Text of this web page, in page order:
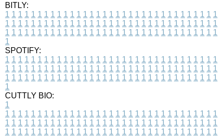
BITLY:
1 1 1 1 1 1 1 1 1 1 1 1 1 1 1 1 1 1 1 1 1 1 1 1 1 1 1 1 1 1 1 1 1
1 1 1 1 1 1 1 1 1 1 1 1 1 1 1 1 1 1 1 1 1 1 1 1 1 1 1 1 1 1 1 1 1
1 1 1 1 1 1 1 1 1 1 1 1 1 1 1 1 1 1 1 1 1 1 1 1 1 1 1 1 1 1 1 1 1
1
SPOTIFY:
1 1 1 1 1 1 1 1 1 1 1 1 1 1 1 1 1 1 1 1 1 1 1 1 1 1 1 1 1 1 1 1 1
1 1 1 1 1 1 1 1 1 1 1 1 1 1 1 1 1 1 1 1 1 1 1 1 1 1 1 1 1 1 1 1 1
1 1 1 1 1 1 1 1 1 1 1 1 1 1 1 1 1 1 1 1 1 1 1 1 1 1 1 1 1 1 1 1 1
1
CUTTLY BIO:
1
1 1 1 1 1 1 1 1 1 1 1 1 1 1 1 1 1 1 1 1 1 1 1 1 1 1 1 1 1 1 1 1 1
1 1 1 1 1 1 1 1 1 1 1 1 1 1 1 1 1 1 1 1 1 1 1 1 1 1 1 1 1 1 1 1 1
1 1 1 1 1 1 1 1 1 1 1 1 1 1 1 1 1 1 1 1 1 1 1 1 1 1 1 1 1 1 1 1 1